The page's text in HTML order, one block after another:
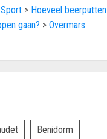
Sport > Hoeveel beerputten
gaan? >Overmars
Benidorm